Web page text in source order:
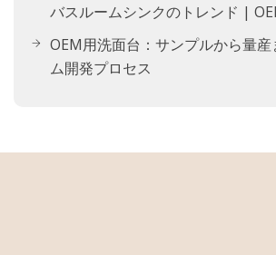
バスルームシンクのトレンド |
OEM用洗面台：サンプルから量産
ム開発プロセス